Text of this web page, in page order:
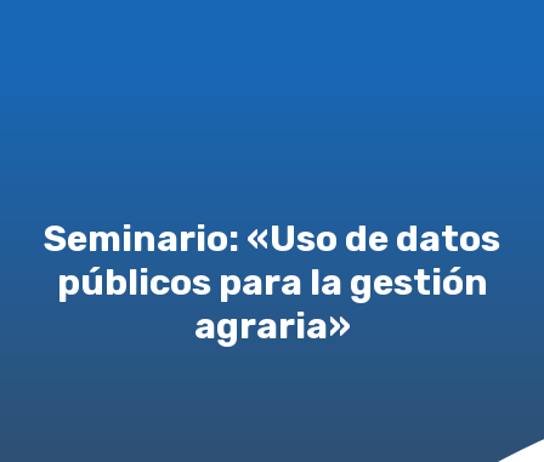
Seminario: «Uso de datos
públicos para la gestión
agraria»